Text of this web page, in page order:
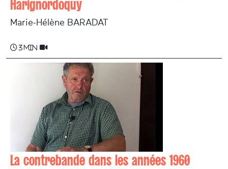
Harignordoquy
Marie-Hélène BARADAT
3 min
La contrebande dans les années 1960